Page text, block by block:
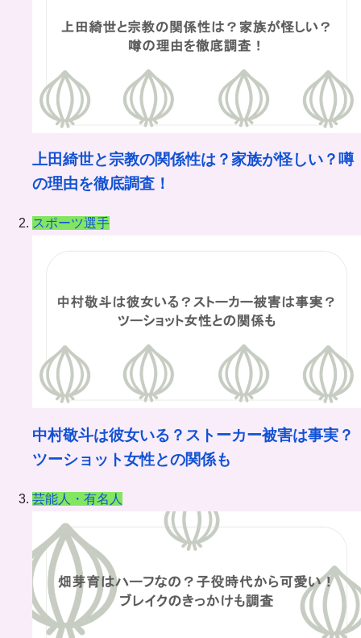
上田綺世と宗教の関係性は？家族が怪しい？噂
の理由を徹底調査！
スポーツ選手
中村敬斗は彼女いる？ストーカー被害は事実？
ツーショット女性との関係も
芸能人・有名人